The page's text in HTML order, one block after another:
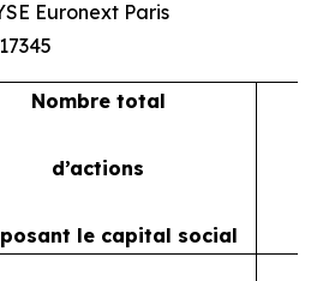
Euronext Paris
Nombre total
d’actions
le capital social